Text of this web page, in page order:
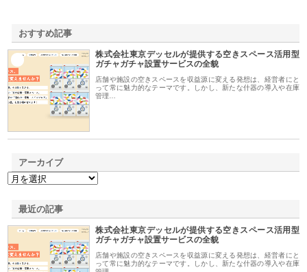
おすすめ記事
株式会社東京デッセルが提供する空きスペース活用型
ガチャガチャ設置サービスの全貌
店舗や施設の空きスペースを収益源に変える発想は、経営者にと
って常に魅力的なテーマです。しかし、新たな什器の導入や在庫
管理…
アーカイブ
最近の記事
株式会社東京デッセルが提供する空きスペース活用型
ガチャガチャ設置サービスの全貌
店舗や施設の空きスペースを収益源に変える発想は、経営者にと
って常に魅力的なテーマです。しかし、新たな什器の導入や在庫